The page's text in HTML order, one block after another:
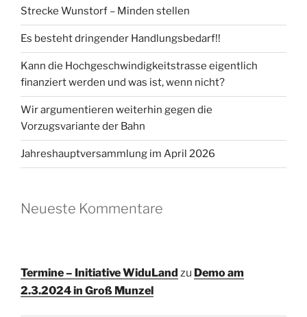
Strecke Wunstorf – Minden stellen
Es besteht dringender Handlungsbedarf!!
Kann die Hochgeschwindigkeitstrasse eigentlich
finanziert werden und was ist, wenn nicht?
Wir argumentieren weiterhin gegen die
Vorzugsvariante der Bahn
Jahreshauptversammlung im April 2026
Neueste Kommentare
Termine – Initiative WiduLand zu Demo am
2.3.2024 in Groß Munzel